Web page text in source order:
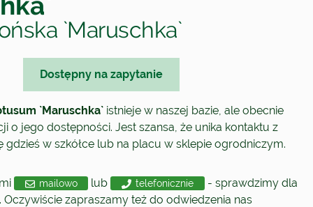
`Maruschka`
Dostępny na zapytanie
`Maruschka`istnieje w naszej bazie, ale obecnie
o jego dostępności. Jest szansa, że unika kontaktu z
gdzieś w szkółce lub na placu w sklepie ogrodniczym.
mailowo lub telefonicznie
- sprawdzimy dla
Oczywiście zapraszamy też do odwiedzenia nas